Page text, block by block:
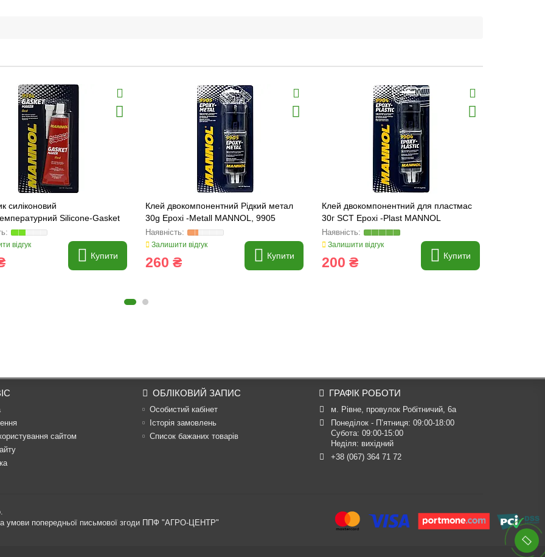
силіконовий
Silicone-Gasket
, 85 G 9914
відгук
Купити
Клей двокомпонентний Рідкий метал
30g Epoxi -Metall MANNOL, 9905
Залишити відгук
260 ₴ Купити
Клей двокомпонентний для пластмас
30г SCT Epoxi -Plast MANNOL
Залишити відгук
200 ₴ Купити
сайтом
ОБЛІКОВИЙ ЗАПИС
Особистий кабінет
Історія замовлень
Список бажаних товарів
ГРАФІК РОБОТИ
м. Рівне, провулок Робітничий, 6а
Понеділок - П’ятниця: 09:00-18:00
Субота: 09:00-15:00
Неділя: вихідний
+38 (067) 364 71 72
умови попередньої письмової згоди ППФ "АГРО-ЦЕНТР"